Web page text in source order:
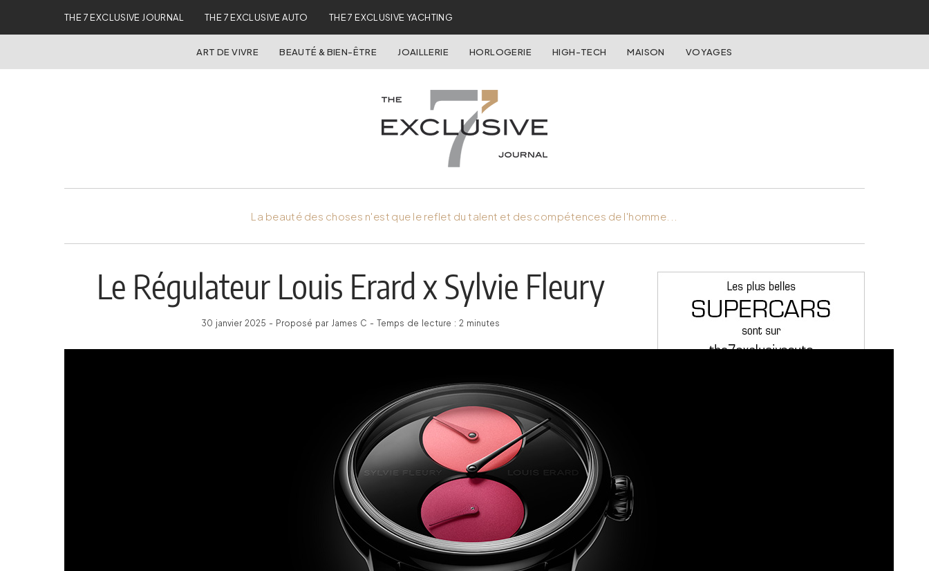
THE 7 EXCLUSIVE JOURNAL THE 7 EXCLUSIVE AUTO THE 7 EXCLUSIVE YACHTING
ART DE VIVRE BEAUTÉ & BIEN-ÊTRE JOAILLERIE HORLOGERIE HIGH-TECH MAISON VOYAGES
La beauté des choses n'est que le reflet du talent et des compétences de l'homme...
Le Régulateur Louis Erard x Sylvie Fleury
30 janvier 2025 - Proposé par James C - Temps de lecture : 2 minutes